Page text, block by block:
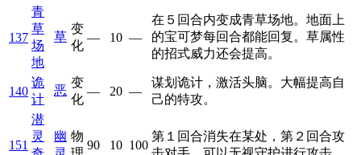
137
青
草
场
地
草
变
化
— 10 —
在５回合内变成青草场地。地面上
的宝可梦每回合都能回复。草属性
的招式威力还会提高。
140
诡
计
恶
变
化
— 20 —
谋划诡计，激活头脑。大幅提高自
己的特攻。
151
潜
灵
幽 物
90 10 100
第１回合消失在某处，第２回合攻